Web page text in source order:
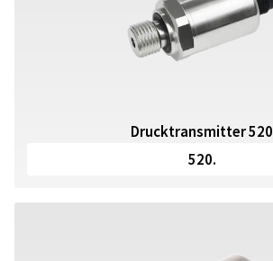
Drucktransmitter 520
520.